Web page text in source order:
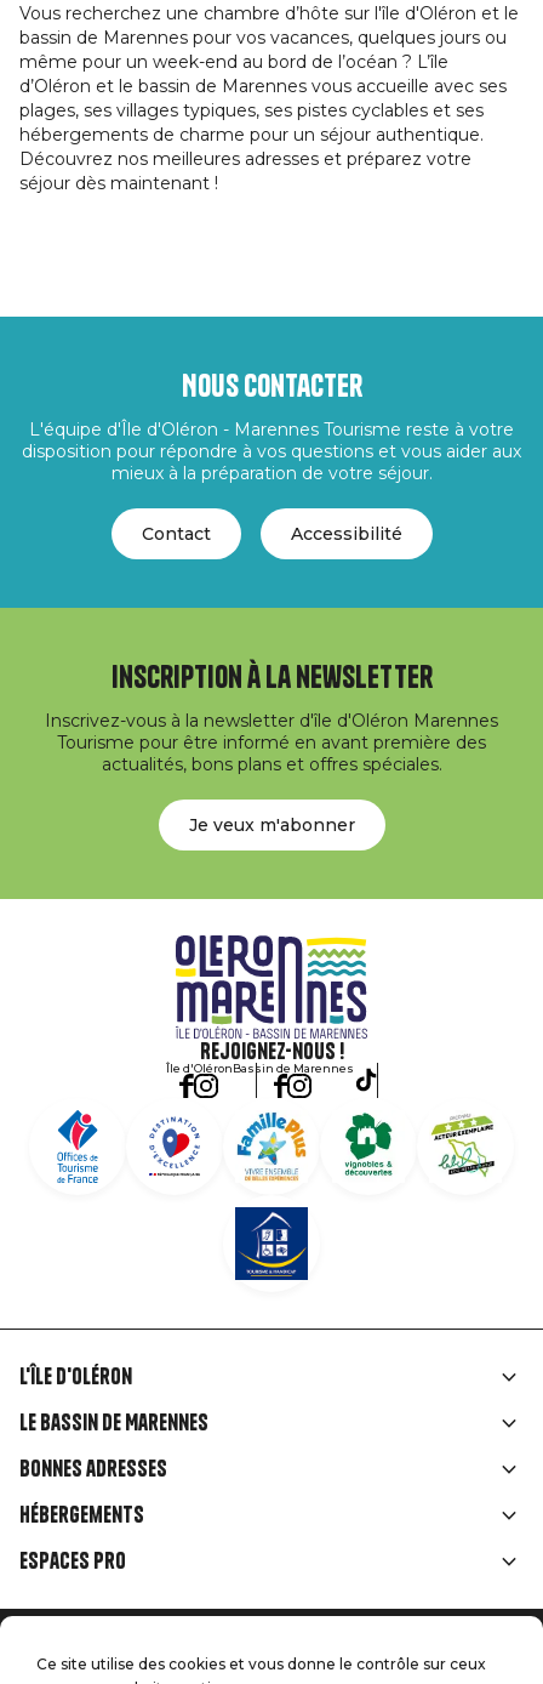
Vous recherchez une chambre d’hôte sur l'île d'Oléron et le
bassin de Marennes pour vos vacances, quelques jours ou
même pour un week-end au bord de l’océan ? L’île
d’Oléron et le bassin de Marennes vous accueille avec ses
plages, ses villages typiques, ses pistes cyclables et ses
hébergements de charme pour un séjour authentique.
Découvrez nos meilleures adresses et préparez votre
séjour dès maintenant !
Nous contacter
L'équipe d'Île d'Oléron - Marennes Tourisme reste à votre
disposition pour répondre à vos questions et vous aider aux
mieux à la préparation de votre séjour.
Contact Accessibilité
Inscription à la newsletter
Inscrivez-vous à la newsletter d'île d'Oléron Marennes
Tourisme pour être informé en avant première des
actualités, bons plans et offres spéciales.
Je veux m'abonner
Rejoignez-nous !
Île d'OléronBassin de Marennes
Liens
rubriques
L'île d'Oléron
Le Bassin de Marennes
Bonnes adresses
Hébergements
Espaces Pro
Menu
Accueil
Mentions légales
Ce site utilise des cookies et vous donne le contrôle sur ceux